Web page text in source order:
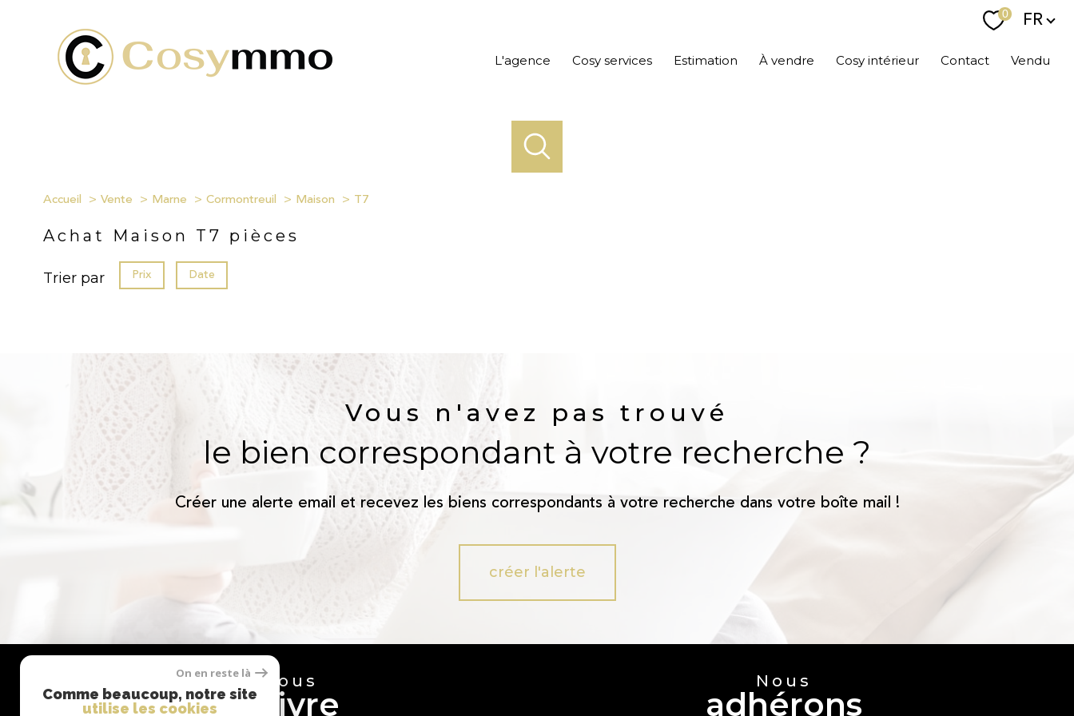
0 FR
L'agence Cosy services Estimation À vendre Cosy intérieur Contact Vendu
Accueil Vente Marne Cormontreuil Maison T7
Achat Maison T7 pièces
Trier par Prix Date
Vous n'avez pas trouvé
le bien correspondant à votre recherche ?
Créer une alerte email et recevez les biens correspondants à votre recherche dans votre boîte mail !
créer l'alerte
Nous
suivre
Nous
adhérons
On en reste là
Comme beaucoup, notre site
utilise les cookies